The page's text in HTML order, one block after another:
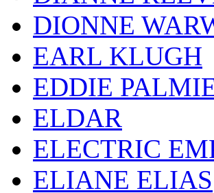
DIONNE
EARL KLUGH
EDDIE
ELDAR
ELECTRIC
ELIANE ELIAS